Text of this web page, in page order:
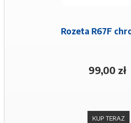
Rozeta R67F
99,00 zł
KUP TERAZ